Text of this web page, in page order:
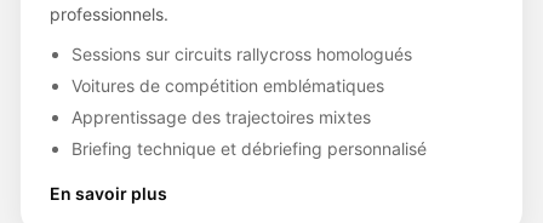
professionnels.
Sessions sur circuits rallycross homologués
Voitures de compétition emblématiques
Apprentissage des trajectoires mixtes
Briefing technique et débriefing personnalisé
En savoir plus